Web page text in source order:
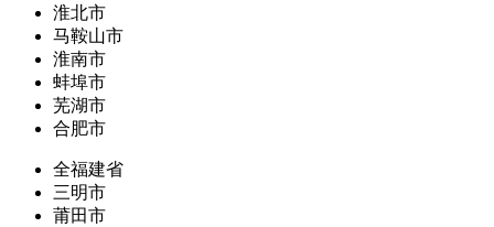
淮北市
马鞍山市
淮南市
蚌埠市
芜湖市
合肥市
全福建省
三明市
莆田市